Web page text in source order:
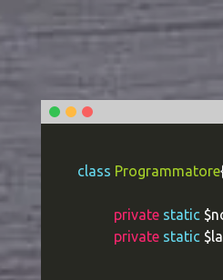
class Programmatore
private static
private static